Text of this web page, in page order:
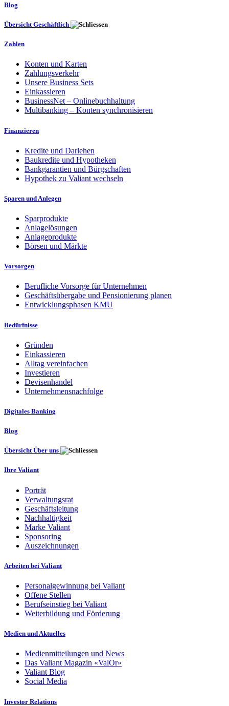
Blog
Übersicht Geschäftlich
Zahlen
Konten und Karten
Zahlungsverkehr
Unsere Business Sets
Einkassieren
BusinessNet – Onlinebuchhaltung
Multibanking – Konten synchronisieren
Finanzieren
Kredite und Darlehen
Baukredite und Hypotheken
Bankgarantien und Bürgschaften
Hypothek zu Valiant wechseln
Sparen und Anlegen
Sparprodukte
Anlagelösungen
Anlageprodukte
Börsen und Märkte
Vorsorgen
Berufliche Vorsorge für Unternehmen
Geschäftsübergabe und Pensionierung planen
Entwicklungsphasen KMU
Bedürfnisse
Gründen
Einkassieren
Alltag vereinfachen
Investieren
Devisenhandel
Unternehmensnachfolge
Digitales Banking
Blog
Übersicht Über uns
Ihre Valiant
Porträt
Verwaltungsrat
Geschäftsleitung
Nachhaltigkeit
Marke Valiant
Sponsoring
Auszeichnungen
Arbeiten bei Valiant
Personalgewinnung bei Valiant
Offene Stellen
Berufseinstieg bei Valiant
Weiterbildung und Förderung
Medien und Aktuelles
Medienmitteilungen und News
Das Valiant Magazin «ValOr»
Valiant Blog
Social Media
Investor Relations